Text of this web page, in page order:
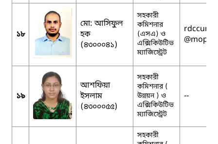
১৮
মো: আসিফুল
হক
(৪৩০০০৪১)
সহকারী
কমিশনার
(এসএ) ও
এক্সিকিউটিভ
ম্যাজিস্ট্রেট
১৯
আশফিয়া
ইসলাম
(৪৩০০০৫৫)
সহকারী
কমিশনার (
উন্নয়ন ) ও
এক্সিকিউটিভ
ম্যাজিস্ট্রেট
--
সহকারী